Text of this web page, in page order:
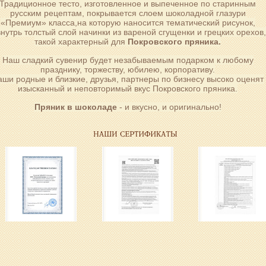
Традиционное тесто, изготовленное и выпеченное по старинным
русским рецептам, покрывается слоем шоколадной глазури
«Премиум» класса,на которую наносится тематический рисунок,
толстый слой начинки из вареной сгущенки и грецких орехов,
такой характерный для Покровского пряника.
Наш сладкий сувенир будет незабываемым подарком к любому
празднику, торжеству, юбилею, корпоративу.
родные и близкие, друзья, партнеры по бизнесу высоко оценят
изысканный и неповторимый вкус Покровского пряника.
Пряник в шоколаде- и вкусно, и оригинально!